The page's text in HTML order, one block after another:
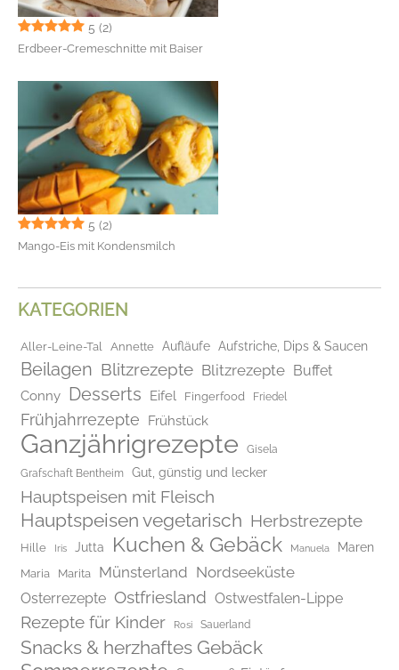
5 (2)
Erdbeer-Cremeschnitte mit Baiser
5 (2)
Mango-Eis mit Kondensmilch
KATEGORIEN
Aller-Leine-Tal Annette Aufläufe Aufstriche, Dips & Saucen
Beilagen Blitzrezepte Blitzrezepte Buffet
Conny Desserts Eifel Fingerfood Friedel
Frühjahrrezepte Frühstück
Ganzjährigrezepte
Gisela
Grafschaft Bentheim
Gut, günstig und lecker
Hauptspeisen mit Fleisch
Hauptspeisen vegetarisch Herbstrezepte
Hille Iris Jutta Kuchen & Gebäck Manuela Maren
Maria Marita Münsterland Nordseeküste
Osterrezepte Ostfriesland Ostwestfalen-Lippe
Rezepte für Kinder Rosi Sauerland
Snacks & herzhaftes Gebäck